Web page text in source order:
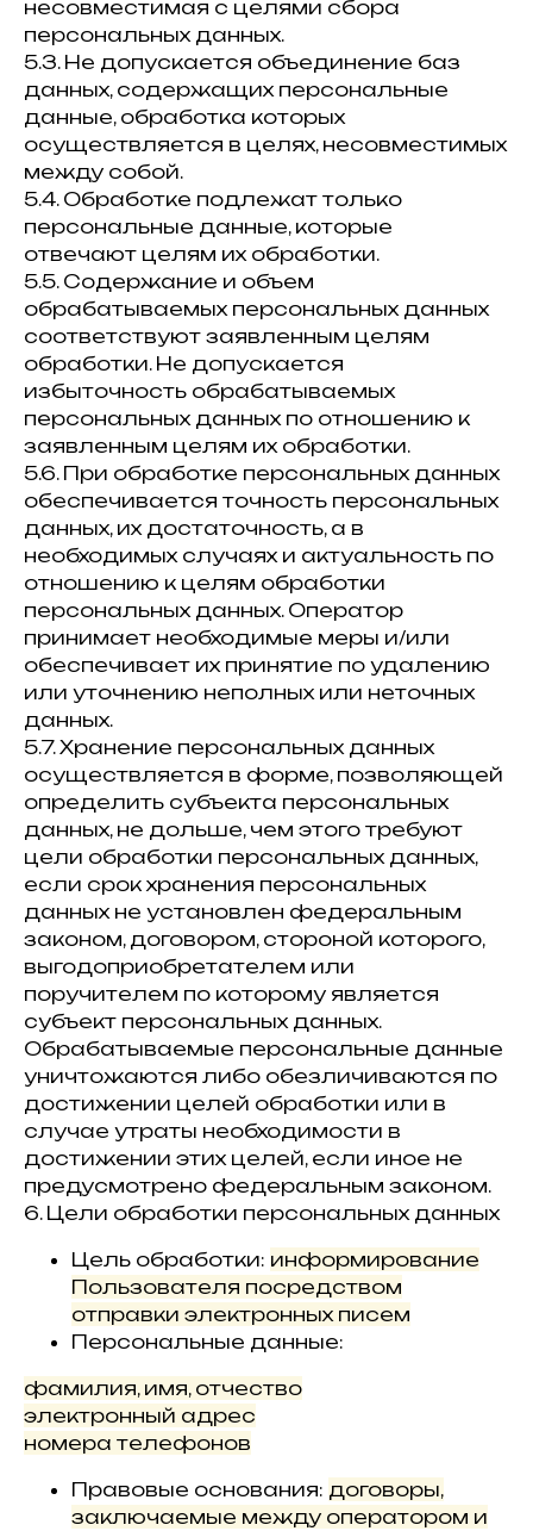
несовместимая с целями сбора
персональных данных.
5.3. Не допускается объединение баз
данных, содержащих персональные
данные, обработка которых
осуществляется в целях, несовместимых
между собой.
5.4. Обработке подлежат только
персональные данные, которые
отвечают целям их обработки.
5.5. Содержание и объем
обрабатываемых персональных данных
соответствуют заявленным целям
обработки. Не допускается
избыточность обрабатываемых
персональных данных по отношению к
заявленным целям их обработки.
5.6. При обработке персональных данных
обеспечивается точность персональных
данных, их достаточность, а в
необходимых случаях и актуальность по
отношению к целям обработки
персональных данных. Оператор
принимает необходимые меры и/или
обеспечивает их принятие по удалению
или уточнению неполных или неточных
данных.
5.7. Хранение персональных данных
осуществляется в форме, позволяющей
определить субъекта персональных
данных, не дольше, чем этого требуют
цели обработки персональных данных,
если срок хранения персональных
данных не установлен федеральным
законом, договором, стороной которого,
выгодоприобретателем или
поручителем по которому является
субъект персональных данных.
Обрабатываемые персональные данные
уничтожаются либо обезличиваются по
достижении целей обработки или в
случае утраты необходимости в
достижении этих целей, если иное не
предусмотрено федеральным законом.
6. Цели обработки персональных данных
Цель обработки: информирование
Пользователя посредством
отправки электронных писем
Персональные данные:
фамилия, имя, отчество
электронный адрес
номера телефонов
Правовые основания: договоры,
заключаемые между оператором и